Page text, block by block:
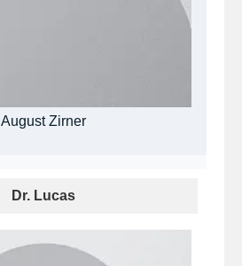
August Zirner
Dr. Lucas